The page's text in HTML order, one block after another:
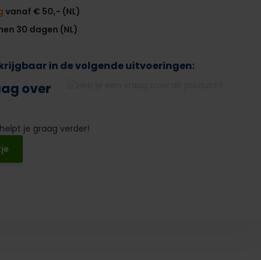
vanaf € 50,- (NL)
30 dagen (NL)
in de volgende uitvoeringen:
over
je graag verder!